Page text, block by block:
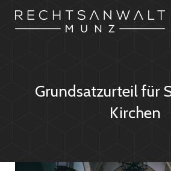
Grundsatzurteil für
Kirchen